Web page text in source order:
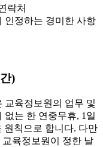
락처
정하는 경미한 사항
)
교육정보원의 업무 및
없는 한 연중무휴, 1일
원칙으로 합니다. 다만
육정보원이 정한 날